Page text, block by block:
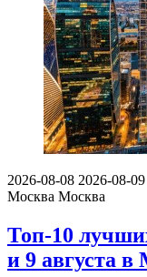
2026-08-08 2026-08-09
Москва Москва
Топ-10
и 9 августа в